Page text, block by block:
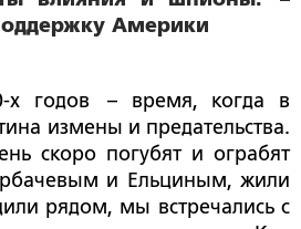
Америки
х годов – время, когда в
измены и предательства.
скоро погубят и ограбят
и Ельциным, жили
рядом, мы встречались с